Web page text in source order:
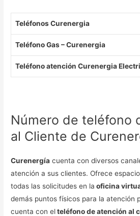
Teléfonos Curenergia
Teléfono Gas – Curenergia
Teléfono atención Curenergia
Número de teléfono
al Cliente de
Curenergía cuenta con diversos
atención a sus clientes. Ofrece
todas las solicitudes en la oficina
demás puntos físicos para la atención
cuenta con elteléfono de atención al